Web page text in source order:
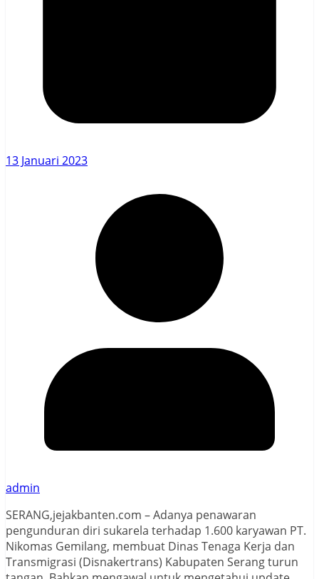
13 Januari 2023
admin
SERANG,jejakbanten.com – Adanya penawaran
pengunduran diri sukarela terhadap 1.600 karyawan PT.
Nikomas Gemilang, membuat Dinas Tenaga Kerja dan
Transmigrasi (Disnakertrans) Kabupaten Serang turun